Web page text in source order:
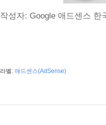
작성자: Google 애드센스 한
라벨: 애드센스(AdSense)